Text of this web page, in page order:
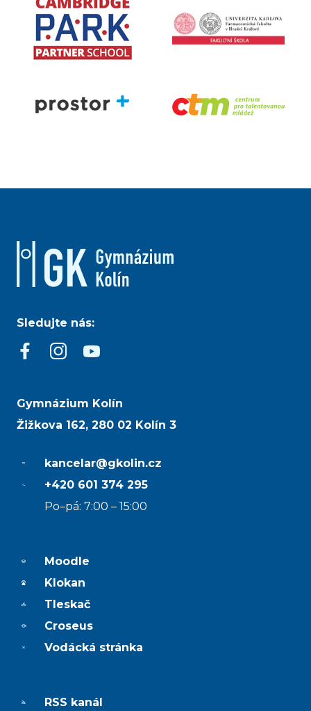
Sledujte nás:
Gymnázium Kolín
Žižkova 162, 280 02 Kolín 3
kancelar@gkolin.cz
+420 601 374 295
Po–pá: 7:00 – 15:00
Moodle
Klokan
Tleskač
Croseus
Vodácká stránka
RSS kanál